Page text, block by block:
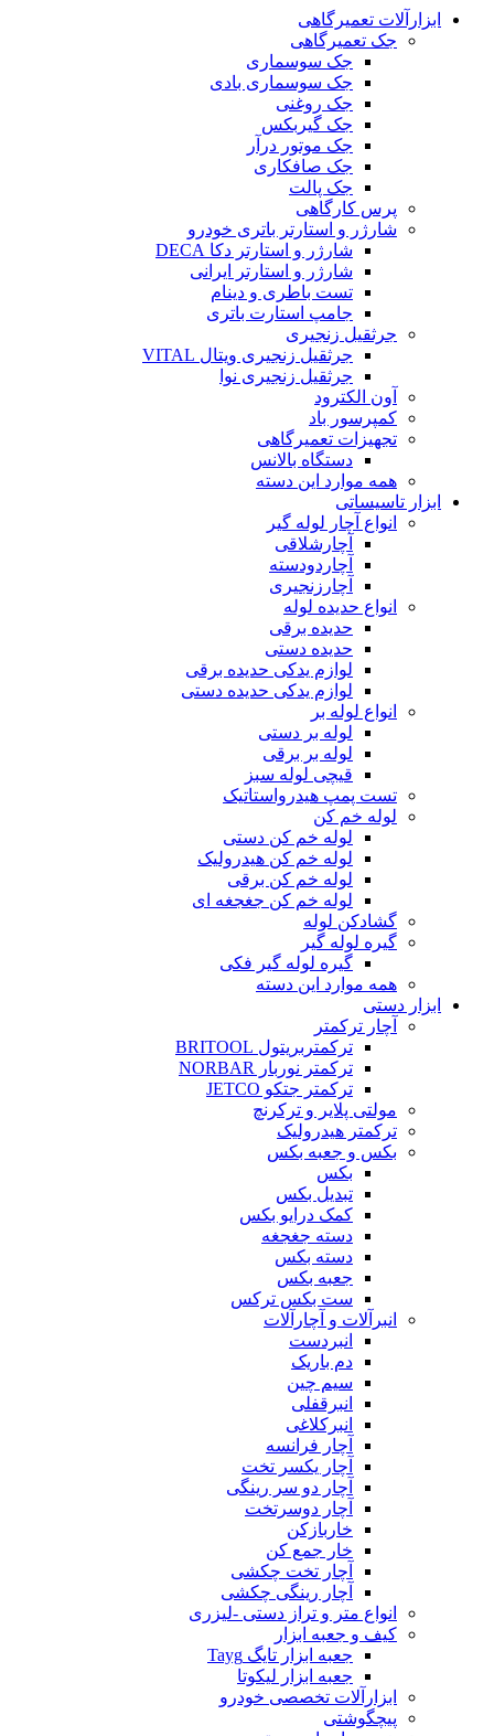
ابزارآلات تعمیرگاهی
جک تعمیرگاهی
جک سوسماری
جک سوسماری بادی
جک روغنی
جک گیربکس
جک موتور درآر
جک صافکاری
جک پالت
پرس کارگاهی
شارژر و استارتر باتری خودرو
شارژر و استارتر دکا DECA
شارژر و استارتر ایرانی
تست باطری و دینام
جامپ استارت باتری
جرثقیل زنجیری
جرثقیل زنجیری ویتال VITAL
جرثقیل زنجیری نوا
آون الکترود
کمپرسور باد
تجهیزات تعمیرگاهی
دستگاه بالانس
همه موارد این دسته
ابزار تاسیساتی
انواع آچار لوله گیر
آچارشلاقی
آچاردودسته
آچارزنجیری
انواع حدیده لوله
حدیده برقی
حدیده دستی
لوازم یدکی حدیده برقی
لوازم یدکی حدیده دستی
انواع لوله بر
لوله بر دستی
لوله بر برقی
قیچی لوله سبز
تست پمپ هیدرواستاتیک
لوله خم کن
لوله خم کن دستی
لوله خم کن هیدرولیک
لوله خم کن برقی
لوله خم کن جغجغه ای
گشادکن لوله
گیره لوله گیر
گیره لوله گیر فکی
همه موارد این دسته
ابزار دستی
آچار ترکمتر
ترکمتربریتول BRITOOL
ترکمتر نوربار NORBAR
ترکمتر جتکو JETCO
مولتی پلایر و ترکرنچ
ترکمتر هیدرولیک
بکس و جعبه بکس
بکس
تبدیل بکس
کمک درایو بکس
دسته جغجغه
دسته بکس
جعبه بکس
ست بکس ترکس
انبرآلات و آچارآلات
انبردست
دم باریک
سیم چین
انبرقفلی
انبرکلاغی
آچار فرانسه
آچار یکسر تخت
آچار دو سر رینگی
آچار دوسرتخت
خاربازکن
خار جمع کن
آچار تخت چکشی
آچار رینگی چکشی
انواع متر و تراز دستی -لیزری
کیف و جعبه ابزار
جعبه ابزار تایگ Tayg
جعبه ابزار لیکوتا
ابزارآلات تخصصی خودرو
پیچگوشتی